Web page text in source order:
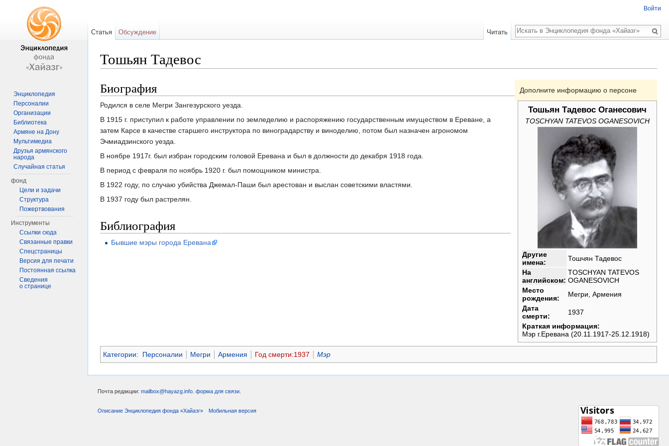
Тошьян Тадевос
Дополните информацию о персоне
Тошьян Тадевос Оганесович
TOSCHYAN TATEVOS OGANESOVICH
Другие
имена:
Тошчян Тадевос
На
английском:
TOSCHYAN TATEVOS
OGANESOVICH
Место
рождения:
Мегри, Армения
Дата
смерти:
1937
Краткая информация:
Мэр г.Еревана (20.11.1917-25.12.1918)
Биография
Родился в селе Мегри Зангезурского уезда.
В 1915 г. приступил к работе управлении по земледелию и распоряжению государственным имуществом в Ереване, а
затем Карсе в качестве старшего инструктора по виноградарству и виноделию, потом был назначен агрономом
Эчмиадзинского уезда.
В ноябре 1917г. был избран городским головой Еревана и был в должности до декабря 1918 года.
В период с февраля по ноябрь 1920 г. был помощником министра.
В 1922 году, по случаю убийства Джемал-Паши был арестован и выслан советскими властями.
В 1937 году был растрелян.
Библиография
Бывшие мэры города Еревана
Категории: Персоналии Мегри Армения Год смерти:1937 Мэр
Войти
Статья Обсуждение Читать
Поиск
Энциклопедия
Персоналии
Организации
Библиотека
Армяне на Дону
Мультимедиа
Друзья армянского
народа
Случайная статья
фонд
Цели и задачи
Структура
Пожертвования
Инструменты
Ссылки сюда
Связанные правки
Спецстраницы
Версия для печати
Постоянная ссылка
Сведения
о странице
Почта редакции: mailbox@hayazg.info форма для связи
Описание Энциклопедия фонда «Хайазг» Мобильная версия